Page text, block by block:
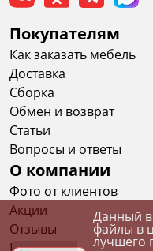
О компании
Фото от клиентов
Акции
Отзывы
Покупателям
Как заказать мебель
Доставка
Сборка
Обмен и возврат
Статьи
Вопросы и ответы
Данный
файлы в
лучшего